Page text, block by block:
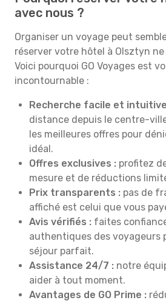
avec nous ?
Organiser un voyage peut
réserver votre hôtel à Olsztyn ne
Voici pourquoi GO Voyages est
incontournable :
Recherche facile et
distance depuis le centre-
les meilleures offres pour
idéal.
Offres exclusives : profitez
mesure et de réductions
Prix transparents : pas de
affiché est celui que vous
Avis vérifiés : faites
authentiques des voyageurs
séjour parfait.
Assistance 24/7 : notre
aider à tout moment.
Avantages de GO Prime :